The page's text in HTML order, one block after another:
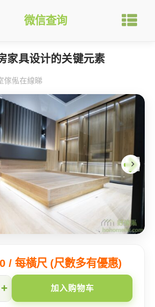
微信查询
家具设计的关键元素
傢俬在線睇
/ 每橫尺 (尺數多有優惠)
+ 加入购物车